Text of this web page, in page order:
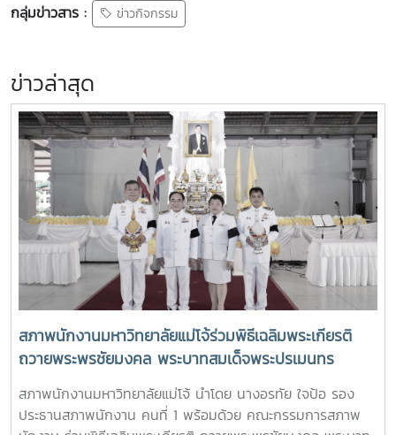
กลุ่มข่าวสาร : ข่าวกิจกรรม
ข่าวล่าสุด
สภาพนักงานมหาวิทยาลัยแม่โจ้ร่วมพิธีเฉลิมพระเกียรติ
ถวายพระพรชัยมงคล พระบาทสมเด็จพระปรเมนทร
รามาธิบดีศรีสินทร มหาวชิราลงกรณ พระวชิรเกล้าเจ้าอยู่
หัว เนื่องในโอกาสมหามงคลเฉลิมพระชนมพรรษา 28
กรกฎาคม 2568
สภาพนักงานมหาวิทยาลัยแม่โจ้ นำโดย นางอรทัย ใจป้อ รอง
ประธานสภาพนักงาน คนที่ 1 พร้อมด้วย คณะกรรมการสภาพ